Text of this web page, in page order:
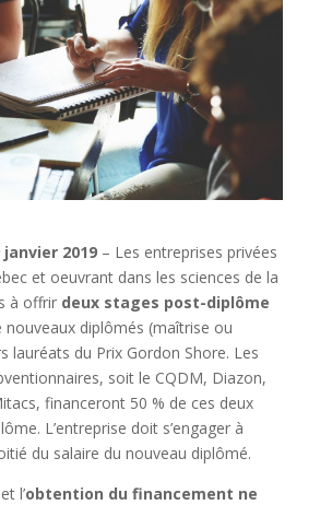
2019– Les entreprises privées
et oeuvrant dans les sciences de la
à offrir deux stages post-diplôme
nouveaux diplômés (maîtrise ou
lauréats du Prix Gordon Shore. Les
soit le CQDM, Diazon,
financeront 50 % de ces deux
L’entreprise doit s’engager à
du salaire du nouveau diplômé.
l’obtention du financement ne